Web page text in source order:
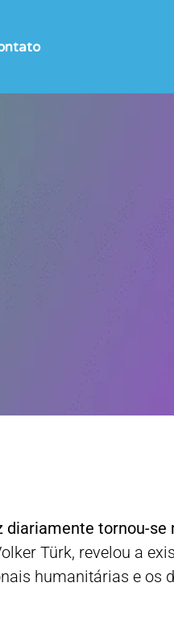
diariamente tornou-se
Türk, revelou a
humanitárias e os